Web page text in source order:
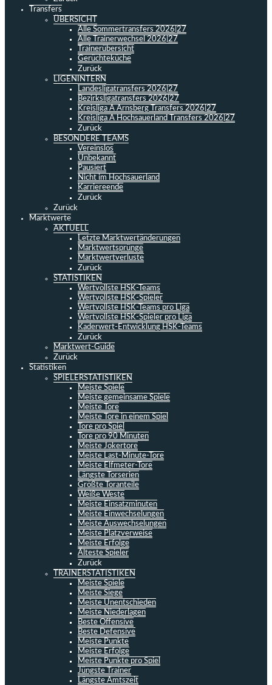
Transfers
ÜBERSICHT
Alle Sommertransfers 2026|27
Alle Trainerwechsel 2026|27
Trainerübersicht
Gerüchteküche
Zurück
LIGENINTERN
Landesligatransfers 2026|27
Bezirksligatransfers 2026|27
Kreisliga A Arnsberg Transfers 2026|27
Kreisliga A Hochsauerland Transfers 2026|27
Zurück
BESONDERE TEAMS
Vereinslos
Unbekannt
Pausiert
Nicht im Hochsauerland
Karriereende
Zurück
Zurück
Marktwerte
AKTUELL
Letzte Marktwertänderungen
Marktwertsprünge
Marktwertverluste
Zurück
STATISTIKEN
Wertvollste HSK-Teams
Wertvollste HSK-Spieler
Wertvollste HSK-Teams pro Liga
Wertvollste HSK-Spieler pro Liga
Kaderwert-Entwicklung HSK-Teams
Zurück
Marktwert-Guide
Zurück
Statistiken
SPIELERSTATISTIKEN
Meiste Spiele
Meiste gemeinsame Spiele
Meiste Tore
Meiste Tore in einem Spiel
Tore pro Spiel
Tore pro 90 Minuten
Meiste Jokertore
Meiste Last-Minute-Tore
Meiste Elfmeter-Tore
Längste Torserien
Größte Toranteile
Weiße Weste
Meiste Einsatzminuten
Meiste Einwechselungen
Meiste Auswechselungen
Meiste Platzverweise
Meiste Erfolge
Älteste Spieler
Zurück
TRAINERSTATISTIKEN
Meiste Spiele
Meiste Siege
Meiste Unentschieden
Meiste Niederlagen
Beste Offensive
Beste Defensive
Meiste Punkte
Meiste Erfolge
Meiste Punkte pro Spiel
Jüngste Trainer
Längste Amtszeit